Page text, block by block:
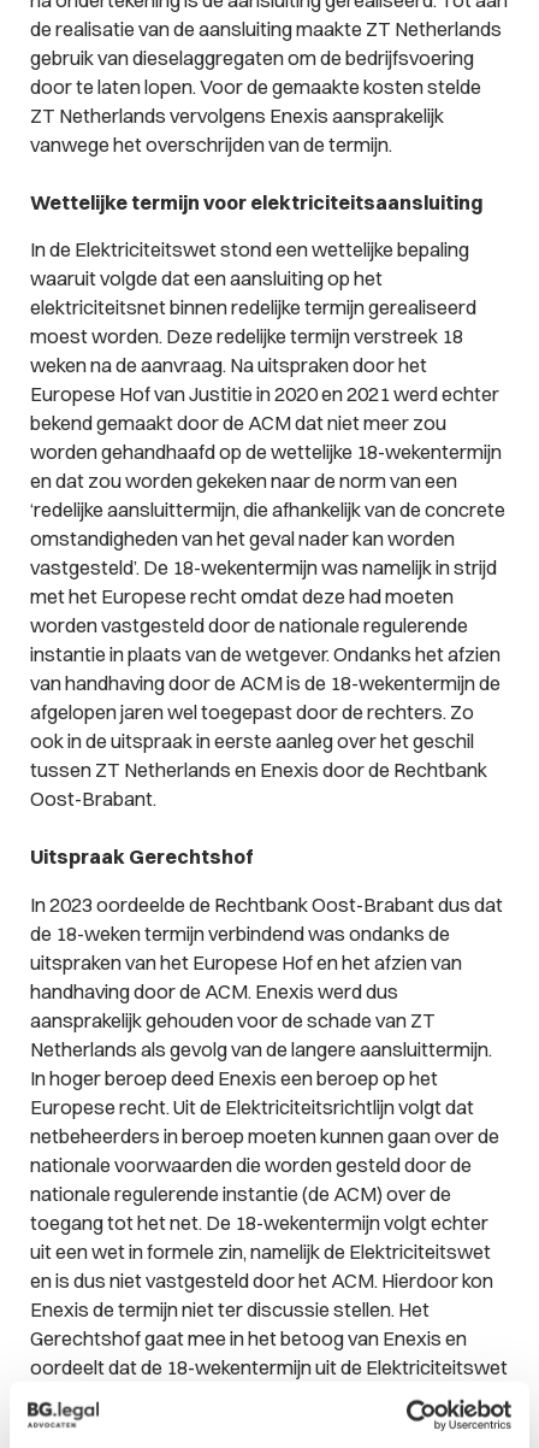
de realisatie van de aansluiting maakte ZT Netherlands
gebruik van dieselaggregaten om de bedrijfsvoering
door te laten lopen. Voor de gemaakte kosten stelde
ZT Netherlands vervolgens Enexis aansprakelijk
vanwege het overschrijden van de termijn.
Wettelijke termijn voor elektriciteitsaansluiting
In de Elektriciteitswet stond een wettelijke bepaling
waaruit volgde dat een aansluiting op het
elektriciteitsnet binnen redelijke termijn gerealiseerd
moest worden. Deze redelijke termijn verstreek 18
weken na de aanvraag. Na uitspraken door het
Europese Hof van Justitie in 2020 en 2021 werd echter
bekend gemaakt door de ACM dat niet meer zou
worden gehandhaafd op de wettelijke 18-wekentermijn
en dat zou worden gekeken naar de norm van een
‘redelijke aansluittermijn, die afhankelijk van de concrete
omstandigheden van het geval nader kan worden
vastgesteld’. De 18-wekentermijn was namelijk in strijd
met het Europese recht omdat deze had moeten
worden vastgesteld door de nationale regulerende
instantie in plaats van de wetgever. Ondanks het afzien
van handhaving door de ACM is de 18-wekentermijn de
afgelopen jaren wel toegepast door de rechters. Zo
ook in de uitspraak in eerste aanleg over het geschil
tussen ZT Netherlands en Enexis door de Rechtbank
Oost-Brabant.
Uitspraak Gerechtshof
In 2023 oordeelde de Rechtbank Oost-Brabant dus dat
de 18-weken termijn verbindend was ondanks de
uitspraken van het Europese Hof en het afzien van
handhaving door de ACM. Enexis werd dus
aansprakelijk gehouden voor de schade van ZT
Netherlands als gevolg van de langere aansluittermijn.
In hoger beroep deed Enexis een beroep op het
Europese recht. Uit de Elektriciteitsrichtlijn volgt dat
netbeheerders in beroep moeten kunnen gaan over de
nationale voorwaarden die worden gesteld door de
nationale regulerende instantie (de ACM) over de
toegang tot het net. De 18-wekentermijn volgt echter
uit een wet in formele zin, namelijk de Elektriciteitswet
en is dus niet vastgesteld door het ACM. Hierdoor kon
Enexis de termijn niet ter discussie stellen. Het
Gerechtshof gaat mee in het betoog van Enexis en
oordeelt dat de 18-wekentermijn uit de Elektriciteitswet
buiten toepassing moet worden gelaten omdat de
totstandkoming strijd oplevert met het Europese recht.